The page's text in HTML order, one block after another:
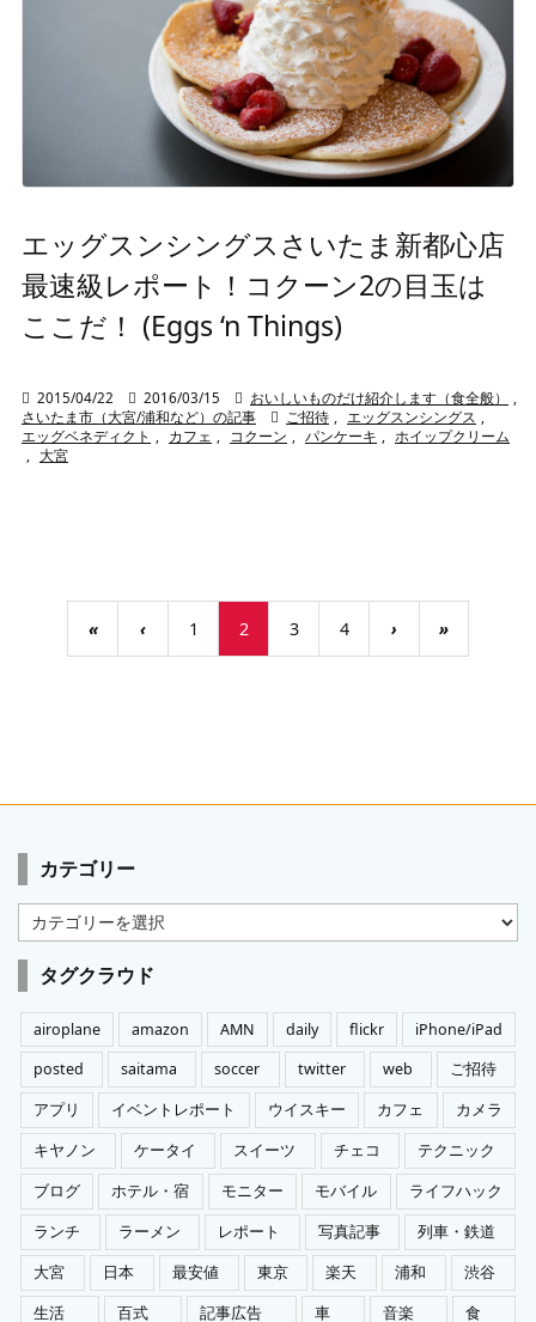
エッグスンシングスさいたま新都心店
最速級レポート！コクーン2の目玉は
ここだ！ (Eggs ‘n Things)
 2015/04/22  2016/03/15  おいしいものだけ紹介します（食全般）
さいたま市（大宮/浦和など）の記事
 ご招待 エッグスンシングス
エッグベネディクト
カフェ コクーン パンケーキ
ホイップクリーム
大宮
« ‹ 1 2 3 4 › »
カテゴリー
カ
テ
ゴ
リ
ー
タグクラウド
airoplane amazon AMN daily flickr
iPhone/iPad
posted
saitama soccer twitter web
ご招待
アプリ
イベントレポート ウイスキー カフェ
カメラ
キヤノン
ケータイ スイーツ チェコ
テクニック
ブログ
ホテル・宿 モニター モバイル
ライフハック
ランチ
ラーメン レポート 写真記事
列車・鉄道
大宮
日本 最安値 東京 楽天 浦和
渋谷
生活
百式 記事広告 車 音楽 食